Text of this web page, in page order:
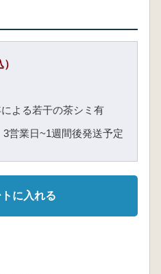
よる若干の茶シミ有
3営業日~1週間後発送予定
に入れる